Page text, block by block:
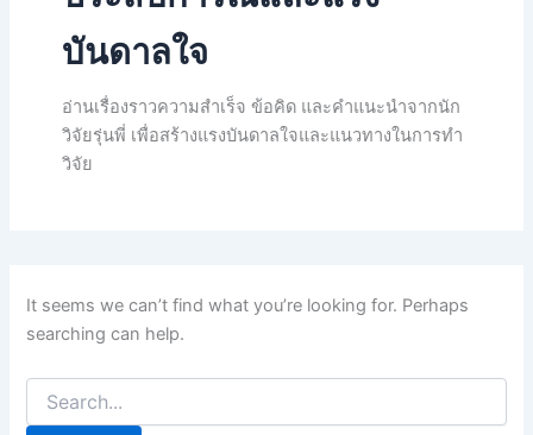
บันดาลใจ
อ่านเรื่องราวความสำเร็จ ข้อคิด และคำแนะนำจากนัก
วิจัยรุ่นพี่ เพื่อสร้างแรงบันดาลใจและแนวทางในการทำ
วิจัย
It seems we can’t find what you’re looking for. Perhaps
searching can help.